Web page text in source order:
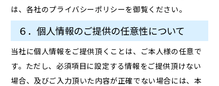
は、各社のプライバシーポリシーを御覧ください。
６．個人情報のご提供の任意性について
当社に個人情報をご提供頂くことは、ご本人様の任意で
す。ただし、必須項目に設定する情報をご提供頂けない
場合、及びご入力頂いた内容が正確でない場合には、本